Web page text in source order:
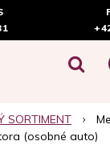
SORTIMENT
(osobné auto)